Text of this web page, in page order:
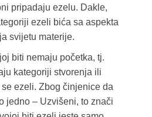
pripadaju ezelu. Dakle,
ezeli bića sa aspekta
svijetu materije.
biti nemaju početka, tj.
kategoriji stvorenja ili
ezeli. Zbog činjenice da
jedno – Uzvišeni, to znači